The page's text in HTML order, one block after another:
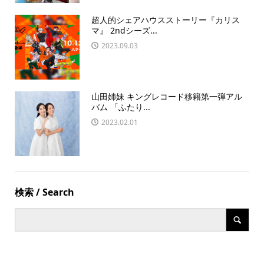
超人的シェアハウスストーリー『カリス
マ』 2ndシーズ...
2023.09.03
山田姉妹 キングレコード移籍第一弾アル
バム 「ふたり...
2023.02.01
検索 / Search